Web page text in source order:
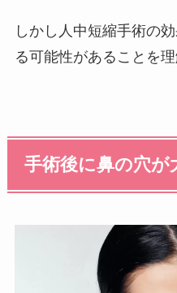
しかし人中短縮手術の
る可能性があることを
手術後に鼻の穴が